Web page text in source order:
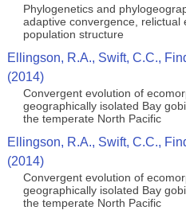
Phylogenetics and
adaptive convergence, relictual
population structure
Ellingson, R.A., Swift, C.C.,
(2014)
Convergent evolution of
geographically isolated Bay
the temperate North Pacific
Ellingson, R.A., Swift, C.C.,
(2014)
Convergent evolution of
geographically isolated Bay
the temperate North Pacific